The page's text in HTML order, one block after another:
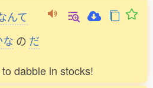
んて
な の だ
dabble in stocks!